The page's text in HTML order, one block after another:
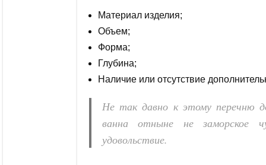
Материал изделия;
Объем;
Форма;
Глубина;
Наличие или отсутствие
Не так давно к этому перечню
ванна отныне не заморское
удовольствие.